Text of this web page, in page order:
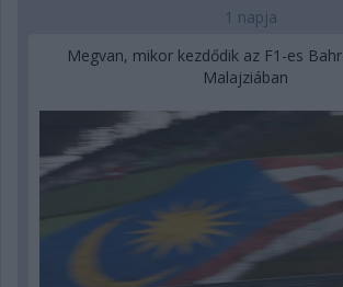
1 napja
Megvan, mikor kezdődik az F1-es
Malajziában